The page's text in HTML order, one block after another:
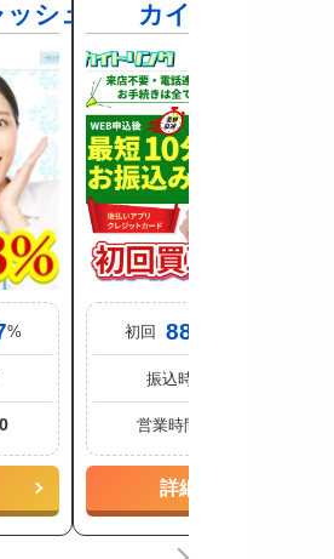
シュ
%
カイトリング
初回 88
振込時間
営業時間
詳細をコチラ